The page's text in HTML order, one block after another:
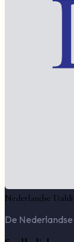
Nederlandse
De